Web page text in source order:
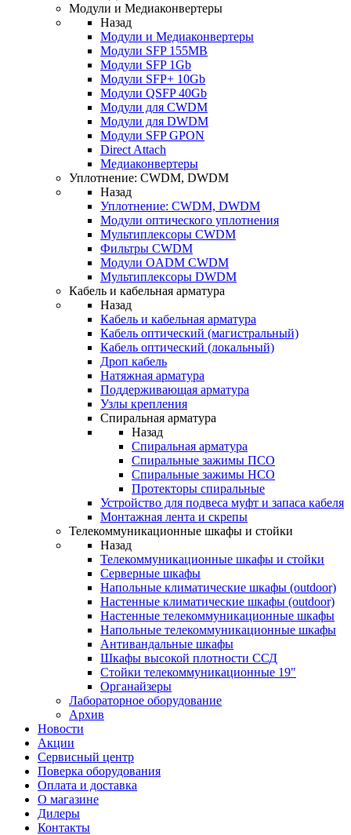
Модули и Медиаконвертеры
Назад
Модули и Медиаконвертеры
Модули SFP 155MB
Модули SFP 1Gb
Модули SFP+ 10Gb
Модули QSFP 40Gb
Модули для CWDM
Модули для DWDM
Модули SFP GPON
Direct Attach
Медиаконвертеры
Уплотнение: CWDM, DWDM
Назад
Уплотнение: CWDM, DWDM
Модули оптического уплотнения
Мультиплексоры CWDM
Фильтры CWDM
Модули OADM CWDM
Мультиплексоры DWDM
Кабель и кабельная арматура
Назад
Кабель и кабельная арматура
Кабель оптический (магистральный)
Кабель оптический (локальный)
Дроп кабель
Натяжная арматура
Поддерживающая арматура
Узлы крепления
Спиральная арматура
Назад
Спиральная арматура
Спиральные зажимы ПСО
Спиральные зажимы НСО
Протекторы спиральные
Устройство для подвеса муфт и запаса кабеля
Монтажная лента и скрепы
Телекоммуникационные шкафы и стойки
Назад
Телекоммуникационные шкафы и стойки
Серверные шкафы
Напольные климатические шкафы (outdoor)
Настенные климатические шкафы (outdoor)
Настенные телекоммуникационные шкафы
Напольные телекоммуникационные шкафы
Антивандальные шкафы
Шкафы высокой плотности ССД
Стойки телекоммуникационные 19"
Органайзеры
Лабораторное оборудование
Архив
Новости
Акции
Сервисный центр
Поверка оборудования
Оплата и доставка
О магазине
Дилеры
Контакты